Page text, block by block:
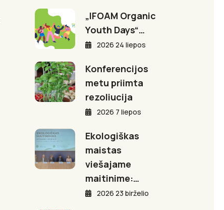
„IFOAM Organic
Youth Days“…
2026 24 liepos
Konferencijos
metu priimta
rezoliucija
2026 7 liepos
Ekologiškas
maistas
viešajame
maitinime:…
2026 23 birželio